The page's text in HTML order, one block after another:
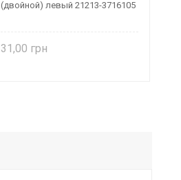
(двойной) левый 21213-3716105
31,00